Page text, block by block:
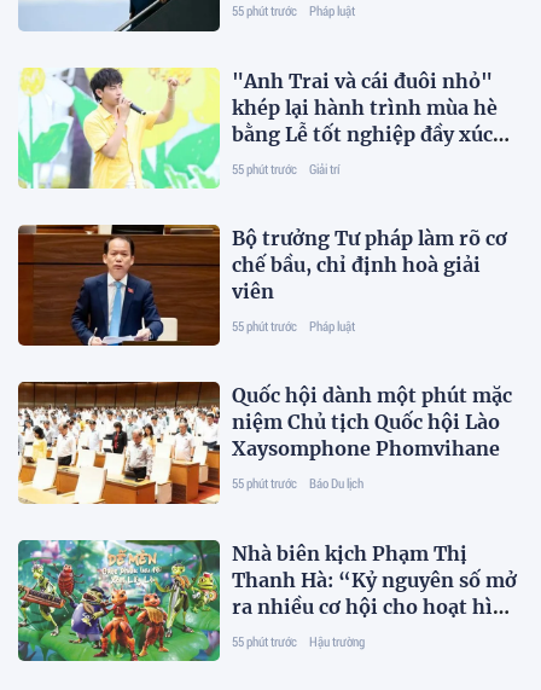
55 phút trước Pháp luật
"Anh Trai và cái đuôi nhỏ"
khép lại hành trình mùa hè
bằng Lễ tốt nghiệp đầy xúc
động
55 phút trước Giải trí
Bộ trưởng Tư pháp làm rõ cơ
chế bầu, chỉ định hoà giải
viên
55 phút trước Pháp luật
Quốc hội dành một phút mặc
niệm Chủ tịch Quốc hội Lào
Xaysomphone Phomvihane
55 phút trước Báo Du lịch
Nhà biên kịch Phạm Thị
Thanh Hà: “Kỷ nguyên số mở
ra nhiều cơ hội cho hoạt hình
Việt Nam”
55 phút trước Hậu trường